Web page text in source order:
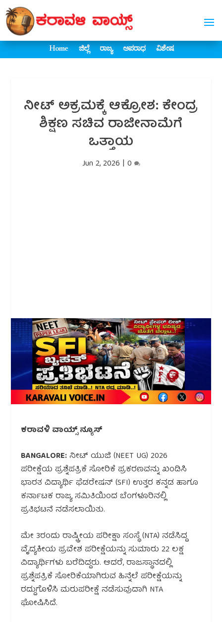
Home ಜಿಲ್ಲೆ ರಾಜ್ಯ ಅಪರಾಧ ವಿಶೇಷ
ನೀಟ್ ಅಕ್ರಮಕ್ಕೆ ಆಕ್ರೋಶ: ಕೇಂದ್ರ
ಶಿಕ್ಷಣ ಸಚಿವ ರಾಜೀನಾಮೆಗೆ
ಒತ್ತಾಯ
Jun 2, 2026 | 0
ಕರಾವಳಿ ವಾಯ್ಸ್ ನ್ಯೂಸ್
BANGALORE:ನೀಟ್ ಯುಜಿ (NEET UG) 2026
ಪರೀಕ್ಷೆಯ ಪ್ರಶ್ನೆಪತ್ರಿಕೆ ಸೋರಿಕೆ ಪ್ರಕರಣವನ್ನು ಖಂಡಿಸಿ
ಭಾರತ ವಿದ್ಯಾರ್ಥಿ ಫೆಡರೇಷನ್ (SFI) ಉತ್ತರ ಕನ್ನಡ ಹಾಗೂ
ಕರ್ನಾಟಕ ರಾಜ್ಯ ಸಮಿತಿಯಿಂದ ಬೆಂಗಳೂರಿನಲ್ಲಿ
ಪ್ರತಿಭಟನೆ ನಡೆಸಲಾಯಿತು.
ಮೇ 3ರಂದು ರಾಷ್ಟ್ರೀಯ ಪರೀಕ್ಷಾ ಸಂಸ್ಥೆ (NTA) ನಡೆಸಿದ್ದ
ವೈದ್ಯಕೀಯ ಪ್ರವೇಶ ಪರೀಕ್ಷೆಯನ್ನು ಸುಮಾರು 22 ಲಕ್ಷ
ವಿದ್ಯಾರ್ಥಿಗಳು ಬರೆದಿದ್ದರು. ಆದರೆ, ರಾಜಸ್ಥಾನದಲ್ಲಿ
ಪ್ರಶ್ನೆಪತ್ರಿಕೆ ಸೋರಿಕೆಯಾಗಿರುವ ಹಿನ್ನೆಲೆ ಪರೀಕ್ಷೆಯನ್ನು
ರದ್ದುಗೊಳಿಸಿ ಮರುಪರೀಕ್ಷೆ ನಡೆಸುವುದಾಗಿ NTA
ಘೋಷಿಸಿದೆ.